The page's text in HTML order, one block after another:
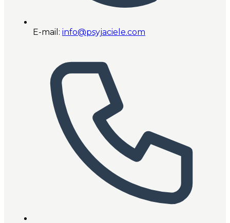
E-mail: info@psyjaciele.com